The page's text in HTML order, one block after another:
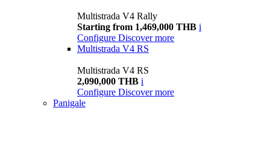
Multistrada V4 Rally
Starting from 1,469,000 THB i
Configure Discover more
Multistrada V4 RS
Multistrada V4 RS
2,090,000 THB i
Configure Discover more
Panigale